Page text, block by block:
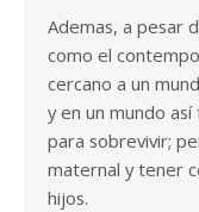
Ademas, a pesar
como el
cercano a un
y en un mundo
para sobrevivir;
maternal y tener
hijos.